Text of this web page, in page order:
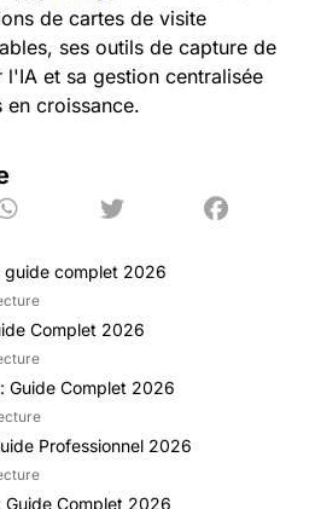
de cartes de visite
ses outils de capture de
et sa gestion centralisée
en croissance.
guide complet 2026
Complet 2026
Guide Complet 2026
Professionnel 2026
Guide Complet 2026